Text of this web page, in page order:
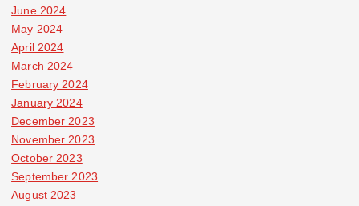
June 2024
May 2024
April 2024
March 2024
February 2024
January 2024
December 2023
November 2023
October 2023
September 2023
August 2023